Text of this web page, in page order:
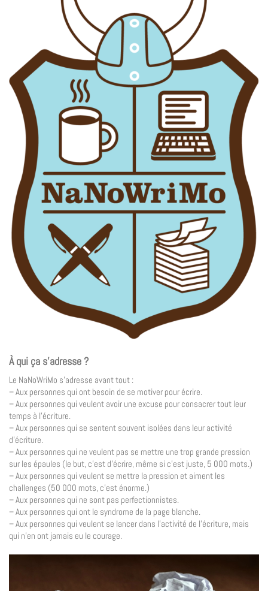
À qui ça s’adresse ?
Le NaNoWriMo s’adresse avant tout :
– Aux personnes qui ont besoin de se motiver pour écrire.
– Aux personnes qui veulent avoir une excuse pour consacrer tout leur
temps à l’écriture.
– Aux personnes qui se sentent souvent isolées dans leur activité
d’écriture.
– Aux personnes qui ne veulent pas se mettre une trop grande pression
sur les épaules (le but, c’est d’écrire, même si c’est juste, 5 000 mots.)
– Aux personnes qui veulent se mettre la pression et aiment les
challenges (50 000 mots, c’est énorme.)
– Aux personnes qui ne sont pas perfectionnistes.
– Aux personnes qui ont le syndrome de la page blanche.
– Aux personnes qui veulent se lancer dans l’activité de l’écriture, mais
qui n’en ont jamais eu le courage.